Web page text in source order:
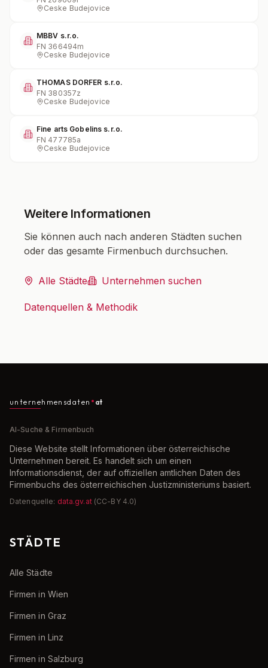
Ceske Budejovice
MBBV s.r.o.
FN 366494m
Ceske Budejovice
THOMAS DORFER s.r.o.
FN 380357z
Ceske Budejovice
Fine arts Gobelins s.r.o.
FN 477785a
Ceske Budejovice
Weitere Informationen
Sie können auch nach anderen Städten suchen
oder das gesamte Firmenbuch durchsuchen.
Alle Städte Unternehmen suchen
Datenquellen & Methodik
unternehmensdaten at
AI-Suche & Firmenbuch
Diese Website stellt Informationen über österreichische
Unternehmen bereit. Es handelt sich um einen
Informationsdienst, der auf offiziellen amtlichen Daten des
Firmenbuchs des österreichischen Justizministeriums basiert.
Datenquelle: data.gv.at (CC-BY 4.0)
STÄDTE
Alle Städte
Firmen in Wien
Firmen in Graz
Firmen in Linz
Firmen in Salzburg